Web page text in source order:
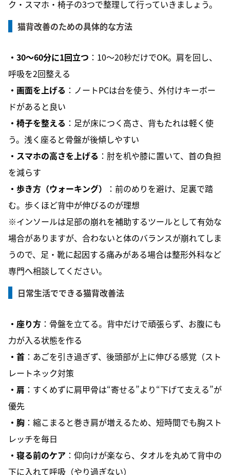
ク・スマホ・椅子の3つで整理して行っていきましょう。
猫背改善のための具体的な方法
・30〜60分に1回立つ ：10〜20秒だけでOK。肩を回し、
呼吸を2回整える
・画面を上げる ：ノートPCは台を使う、外付けキーボー
ドがあると良い
・椅子を整える ：足が床につく高さ、背もたれは軽く使
う。浅く座ると骨盤が後傾しやすい
・スマホの高さを上げる ：肘を机や膝に置いて、首の負担
を減らす
・歩き方（ウォーキング）
：前のめりを避け、足裏で踏
む。歩くほど背中が伸びるのが理想
※インソールは足部の崩れを補助するツールとして有効な
場合がありますが、合わないと体のバランスが崩れてしま
うので、足・靴に起因する痛みがある場合は整形外科など
専門へ相談してください。
日常生活でできる猫背改善法
・座り方 ：骨盤を立てる。背中だけで頑張らず、お腹にも
力が入る状態を作る
・首 ：あごを引き過ぎず、後頭部が上に伸びる感覚（スト
レートネック対策
・肩 ：すくめずに肩甲骨は“寄せる”より“下げて支える”が
優先
・胸 ：縮こまると巻き肩が増えるため、短時間でも胸スト
レッチを毎日
・寝る前のケア ：仰向けが楽なら、タオルを丸めて背中の
下に入れて呼吸（やり過ぎない）